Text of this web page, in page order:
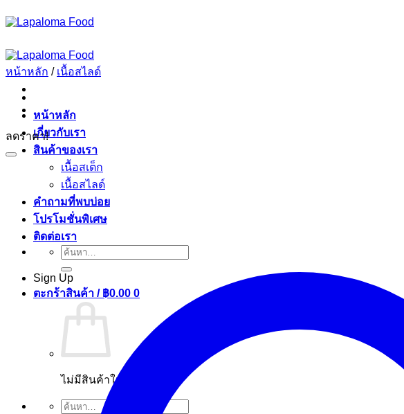
ข้าม
ไป
ยัง
เนื้อหา
หน้าหลัก
เกี่ยวกับเรา
สินค้าของเรา
เนื้อสเต็ก
เนื้อสไลด์
คำถามที่พบบ่อย
โปรโมชั่นพิเศษ
ติดต่อเรา
ค้นหา:
Sign Up
ตะกร้าสินค้า / ฿0.00 0
ไม่มีสินค้าในตะกร้า
ค้นหา:
หน้าหลัก / เนื้อสไลด์
ลดราคา!